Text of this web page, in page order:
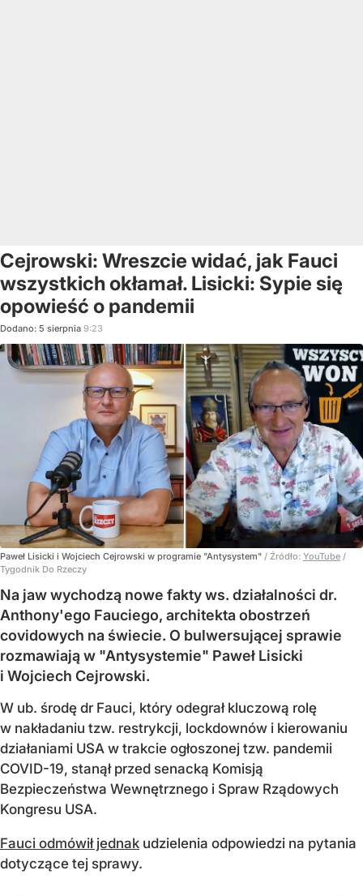
Cejrowski: Wreszcie widać, jak Fauci
wszystkich okłamał. Lisicki: Sypie się
opowieść o pandemii
Dodano: 5 sierpnia 9:23
Paweł Lisicki i Wojciech Cejrowski w programie "Antysystem" / Źródło: YouTube /
Tygodnik Do Rzeczy
Na jaw wychodzą nowe fakty ws. działalności dr.
Anthony'ego Fauciego, architekta obostrzeń
covidowych na świecie. O bulwersującej sprawie
rozmawiają w "Antysystemie" Paweł Lisicki
i Wojciech Cejrowski.
W ub. środę dr Fauci, który odegrał kluczową rolę
w nakładaniu tzw. restrykcji, lockdownów i kierowaniu
działaniami USA w trakcie ogłoszonej tzw. pandemii
COVID-19, stanął przed senacką Komisją
Bezpieczeństwa Wewnętrznego i Spraw Rządowych
Kongresu USA.
Fauci odmówił jednak udzielenia odpowiedzi na pytania
dotyczące tej sprawy.